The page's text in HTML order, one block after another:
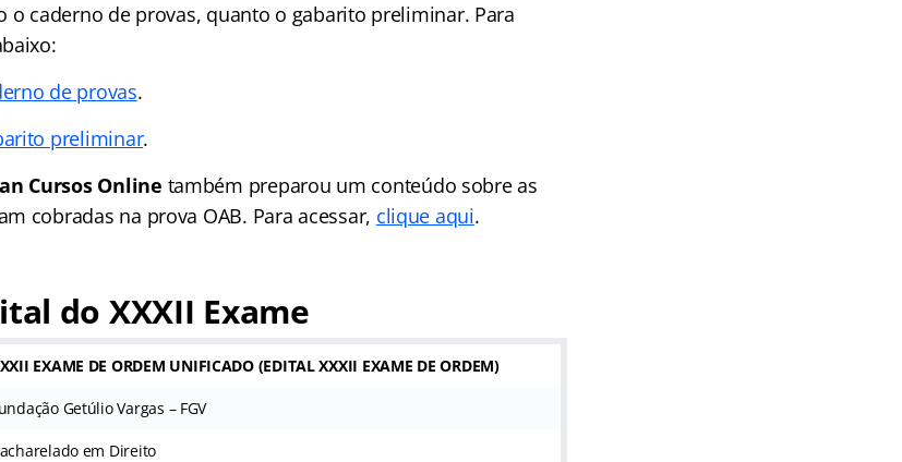
o caderno de provas, quanto o gabarito preliminar. Para
de provas.
preliminar.
Cursos Online também preparou um conteúdo sobre as
cobradas na prova OAB. Para acessar, clique aqui.
do XXXII Exame
EXAME DE ORDEM UNIFICADO (EDITAL XXXII EXAME DE ORDEM)
Getúlio Vargas – FGV
em Direito